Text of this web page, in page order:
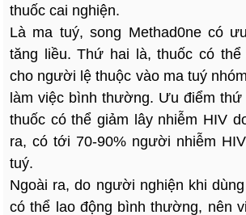
thuốc cai nghiện.
Là ma tuý, song Methad0ne có
tăng liều. Thứ hai là, thuốc có
cho người lệ thuộc vào ma tuý
làm việc bình thường. Ưu điểm thứ
thuốc có thể giảm lây nhiễm HIV
ra, có tới 70-90% người nhiễm
tuý.
Ngoài ra, do người nghiện khi
có thể lao động bình thường, nên